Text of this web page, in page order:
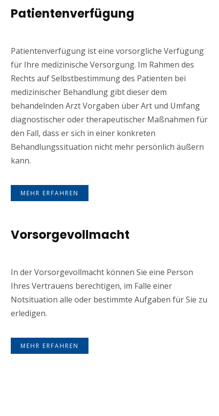
Patientenverfügung
Patientenverfügung ist eine vorsorgliche Verfügung
für Ihre medizinische Versorgung. Im Rahmen des
Rechts auf Selbstbestimmung des Patienten bei
medizinischer Behandlung gibt dieser dem
behandelnden Arzt Vorgaben über Art und Umfang
diagnostischer oder therapeutischer Maßnahmen für
den Fall, dass er sich in einer konkreten
Behandlungssituation nicht mehr persönlich äußern
kann.
MEHR ERFAHREN
Vorsorgevollmacht
In der Vorsorgevollmacht können Sie eine Person
Ihres Vertrauens berechtigen, im Falle einer
Notsituation alle oder bestimmte Aufgaben für Sie zu
erledigen.
MEHR ERFAHREN